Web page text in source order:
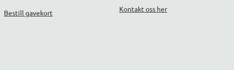
Bestill gavekort
Kontakt oss her